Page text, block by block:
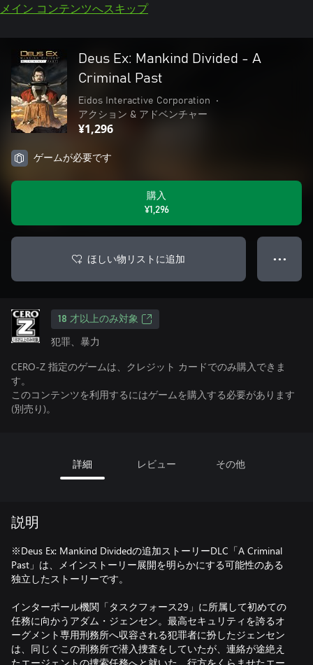
メイン コンテンツへスキップ
Deus Ex: Mankind Divided - A
Criminal Past
Eidos Interactive Corporation
•
アクション & アドベンチャー
¥1,296
ゲームが必要です
購入
¥1,296
ほしい物リストに追加 ● ● ●
18 才以上のみ対象
犯罪、暴力
CERO-Z 指定のゲームは、クレジット カードでのみ購入できま
す。
このコンテンツを利用するにはゲームを購入する必要があります
(別売り)。
詳細 レビュー その他
説明
※Deus Ex: Mankind Dividedの追加ストーリーDLC「A Criminal
Past」は、メインストーリー展開を明らかにする可能性のある
独立したストーリーです。
インターポール機関「タスクフォース29」に所属して初めての
任務に向かうアダム・ジェンセン。最高セキュリティを誇るオ
ーグメント専用刑務所へ収容される犯罪者に扮したジェンセン
は、同じくこの刑務所で潜入捜査をしていたが、連絡が途絶え